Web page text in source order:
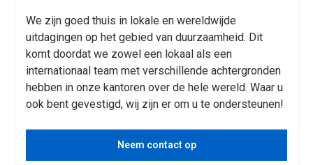
We zijn goed thuis in lokale en wereldwijde
uitdagingen op het gebied van duurzaamheid. Dit
komt doordat we zowel een lokaal als een
internationaal team met verschillende achtergronden
hebben in onze kantoren over de hele wereld. Waar u
ook bent gevestigd, wij zijn er om u te ondersteunen!
Neem contact op